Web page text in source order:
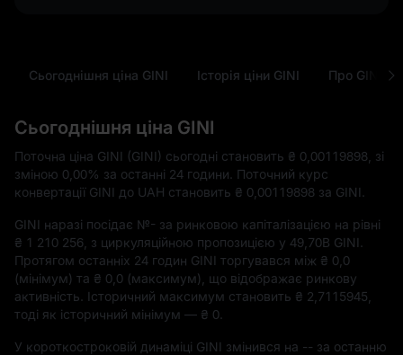
Сьогоднішня ціна GINI Історія ціни GINI Про GINI
Сьогоднішня ціна GINI
Поточна ціна GINI (GINI) сьогодні становить ₴ 0,00119898 , зі
зміною 0,00% за останні 24 години. Поточний курс
конвертації GINI до UAH становить ₴ 0,00119898 за GINI.
GINI наразі посідає №- за ринковою капіталізацією на рівні
₴ 1 210 256 , з циркуляційною пропозицією у 49,70B GINI
Протягом останніх 24 годин GINI торгувався між ₴ 0,0
(мінімум) та ₴ 0,0 (максимум), що відображає ринкову
активність. Історичний максимум становить ₴ 2,7115945
тоді як історичний мінімум — ₴ 0
У короткостроковій динаміці GINI змінився на -- за останню